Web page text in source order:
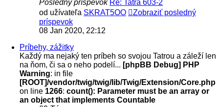
Posledný príspevok Re: Tatra 603-2
od užívateľa SKRAT5OO
Zobraziť posledný
príspevok
08 Jan 2020, 22:12
Príbehy, zážitky
Každý ma nejaký ten príbeh so svojou Tatrou a záleží len
na ňom, či sa o neho podelí... [phpBB Debug] PHP
Warning: in file
[ROOT]/vendor/twig/twig/lib/Twig/Extension/Core.php
on line 1266: count(): Parameter must be an array or
an object that implements Countable